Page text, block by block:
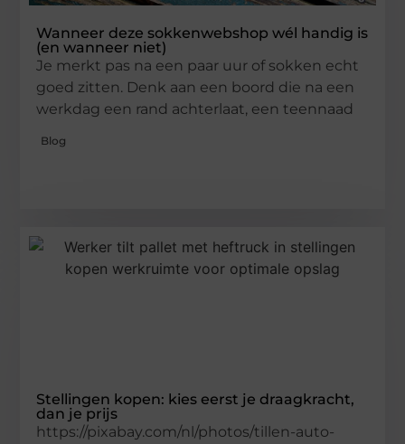
Wanneer deze sokkenwebshop wél handig is
(en wanneer niet)
Je merkt pas na een paar uur of sokken echt
goed zitten. Denk aan een boord die na een
werkdag een rand achterlaat, een teennaad
Blog
Stellingen kopen: kies eerst je draagkracht,
dan je prijs
https://pixabay.com/nl/photos/tillen-auto-